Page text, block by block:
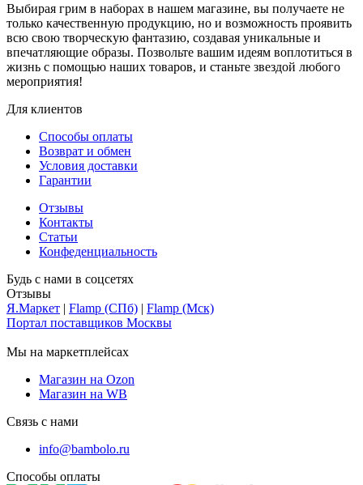
Выбирая грим в наборах в нашем магазине, вы получаете не
только качественную продукцию, но и возможность проявить
всю свою творческую фантазию, создавая уникальные и
впечатляющие образы. Позвольте вашим идеям воплотиться в
жизнь с помощью наших товаров, и станьте звездой любого
мероприятия!
Для клиентов
Способы оплаты
Возврат и обмен
Условия доставки
Гарантии
Отзывы
Контакты
Статьи
Конфеденциальность
Будь с нами в соцсетях
Отзывы
Я.Маркет | Flamp (СПб) | Flamp (Мск)
Портал поставщиков Москвы
Мы на маркетплейсах
Магазин на Ozon
Магазин на WB
Связь с нами
info@bambolo.ru
Способы оплаты